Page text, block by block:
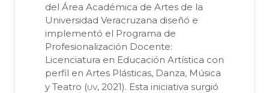
del Área Académica de Artes de la
Universidad Veracruzana diseñó e
implementó el Programa de
Profesionalización Docente:
Licenciatura en Educación Artística con
perfil en Artes Plásticas, Danza, Música
y Teatro (uv, 2021). Esta iniciativa surgió